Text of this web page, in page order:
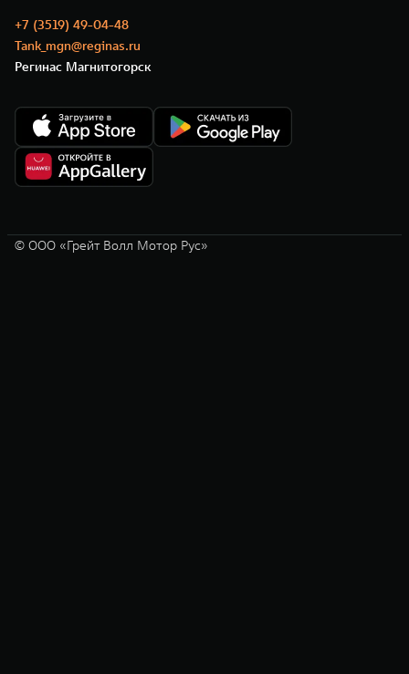
+7 (3519) 49-04-48
Tank_mgn@reginas.ru
Регинас Магнитогорск
© ООО «Грейт Волл Мотор Рус»